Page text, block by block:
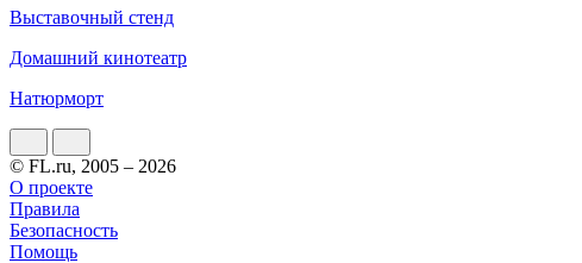
Выставочный стенд
Домашний кинотеатр
Натюрморт
© FL.ru, 2005 – 2026
О проекте
Правила
Безопасность
Помощь